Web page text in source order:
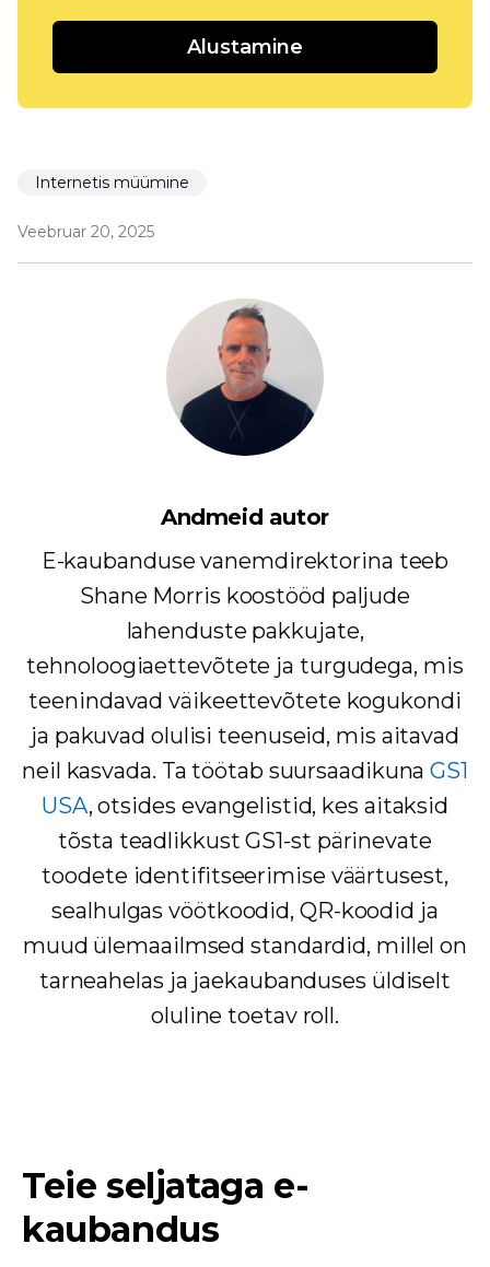
Alustamine
Internetis müümine
Veebruar 20, 2025
Andmeid autor
E-kaubanduse vanemdirektorina teeb
Shane Morris koostööd paljude
lahenduste pakkujate,
tehnoloogiaettevõtete ja turgudega, mis
teenindavad väikeettevõtete kogukondi
ja pakuvad olulisi teenuseid, mis aitavad
neil kasvada. Ta töötab suursaadikunaGS1
USA, otsides evangelistid, kes aitaksid
tõsta teadlikkust GS1-st pärinevate
toodete identifitseerimise väärtusest,
sealhulgas vöötkoodid, QR-koodid ja
muud ülemaailmsed standardid, millel on
tarneahelas ja jaekaubanduses üldiselt
oluline toetav roll.
Teie seljataga e-
kaubandus